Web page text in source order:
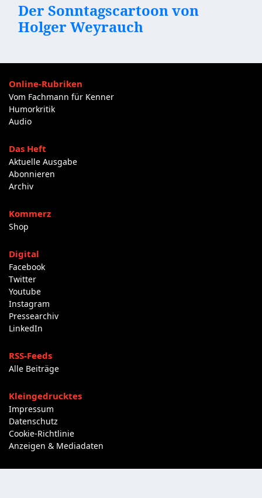
Der Sonntagscartoon von
Holger Weyrauch
Online-Rubriken
Vom Fachmann für Kenner
Humorkritik
Audio
Das Heft
Aktuelle Ausgabe
Abonnieren
Archiv
Kommerz
Shop
Digital
Facebook
Twitter
Youtube
Instagram
Pressearchiv
LinkedIn
RSS-Feeds
Alle Beiträge
Kleingedrucktes
Impressum
Datenschutz
Cookie-Richtlinie
Anzeigen & Mediadaten